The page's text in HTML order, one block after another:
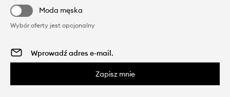
Moda męska
Wybór oferty jest opcjonalny
Zapisz mnie